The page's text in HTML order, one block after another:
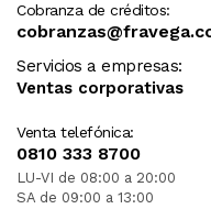
Cobranza de créditos:
Servicios a empresas:
Ventas corporativas
Venta telefónica:
0810 333 8700
LU-VI de 08:00 a 20:00
SA de 09:00 a 13:00